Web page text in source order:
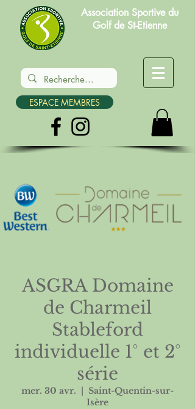
Association Sportive du
Golf de St-Etienne
ESPACE MEMBRES
ASGRA Domaine
de Charmeil
Stableford
individuelle 1° et 2°
série
mer. 30 avr.
Saint-Quentin-sur-
Isère